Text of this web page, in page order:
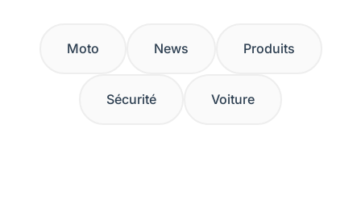
Moto News Produits
Sécurité Voiture